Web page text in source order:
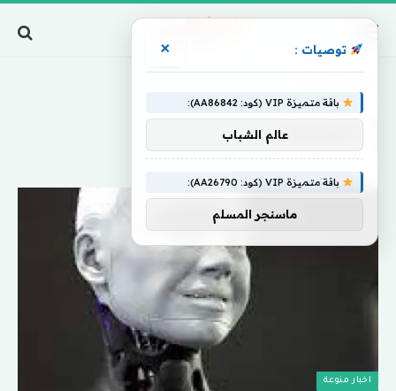
سيحققها
اخبار منوعة
توصيات : ×
باقة متميزة VIP (كود: AA86842):
عالم الشباب
باقة متميزة VIP (كود: AA26790):
ماسنجر المسلم